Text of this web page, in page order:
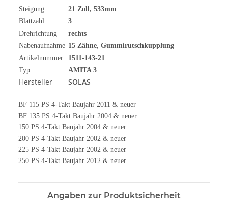
Steigung
21 Zoll, 533mm
Blattzahl
3
Drehrichtung
rechts
Nabenaufnahme 15 Zähne, Gummirutschkupplung
Artikelnummer
1511-143-21
Typ
AMITA 3
Hersteller SOLAS
BF 115 PS 4-Takt Baujahr 2011 & neuer
BF 135 PS 4-Takt Baujahr 2004 & neuer
150 PS 4-Takt Baujahr 2004 & neuer
200 PS 4-Takt Baujahr 2002 & neuer
225 PS 4-Takt Baujahr 2002 & neuer
250 PS 4-Takt Baujahr 2012 & neuer
Angaben zur Produktsicherheit